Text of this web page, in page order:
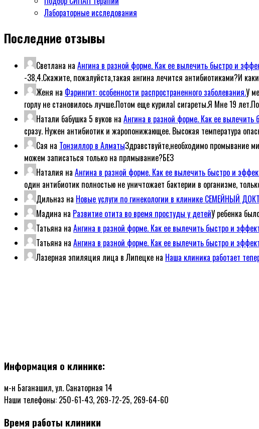
Лабораторные исследования
Последние отзывы
Светлана на Ангина в разной форме. Как ее вылечить быстро и
-38,4.Скажите, пожалуйста,такая ангина лечится антибиотиками?И
Женя на Фарингит: особенности распространенного заболевания.У
горлу не становилось лучше.Потом еще курилаl сигареты.Я Мне 19 лет.По
Натали бабушка 5 вуков на Ангина в разной форме. Как ее вылечить
сразу. Нужен антибиотик и жаропонижающее. Высокая температура
Сая на Тонзиллор в АлматыЗдравствуйте,необходимо промывание
можем записаться только на прлмывание?БЕЗ
Наталия на Ангина в разной форме. Как ее вылечить быстро и
один антибиотик полностью не уничтожает бактерии в организме,
Дильназ на Новые услуги по гинекологии в клинике СЕМЕЙНЫЙ
Мадина на Развитие отита во время простуды у детейУ ребенка
Татьяна на Ангина в разной форме. Как ее вылечить быстро и
Татьяна на Ангина в разной форме. Как ее вылечить быстро и
Лазерная эпиляция лица в Липецке на Наша клиника работает
Информация о клинике:
м-н Баганашил, ул. Санаторная 14
Наши телефоны: 250-61-43, 269-72-25, 269-64-60
Время работы клиники